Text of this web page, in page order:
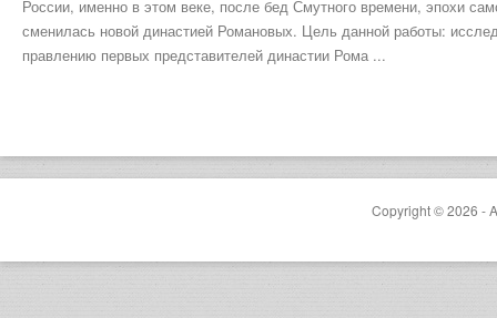
России, именно в этом веке, после бед Смутного времени, эпохи
сменилась новой династией Романовых. Цель данной работы:
правлению первых представителей династии Рома ...
Copyright © 2026 -